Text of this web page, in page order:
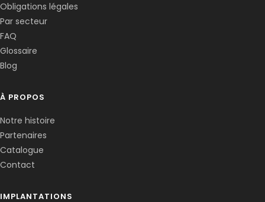
Obligations légales
Par secteur
FAQ
Glossaire
Blog
À PROPOS
Notre histoire
Partenaires
Catalogue
Contact
IMPLANTATIONS
Corentin · Easy to Change